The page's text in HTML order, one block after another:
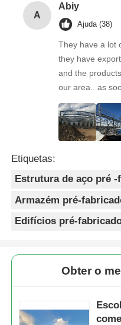
A
Abiy
Ajuda (38)
They have a lot
they have
and the
our area.. as
39;ll come back
next
Etiquetas:
Estrutura de aço pré -
Armazém pré-
Edifícios pré-
Obter o